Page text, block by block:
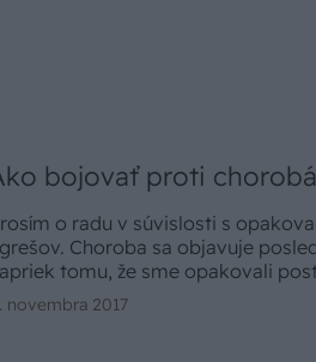
bojovať proti
o radu v súvislosti s
Choroba sa objavuje
tomu, že sme opakovali
vykonali úplný rez krov.
novembra 2017